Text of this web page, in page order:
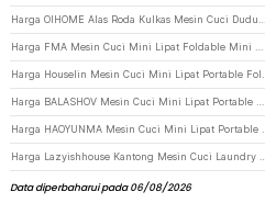
Data diperbaharui pada 06/08/2026